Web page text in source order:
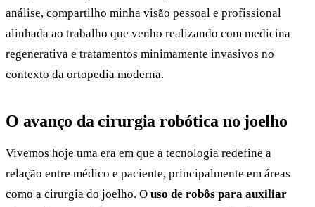
análise, compartilho minha visão pessoal e profissional
alinhada ao trabalho que venho realizando com medicina
regenerativa e tratamentos minimamente invasivos no
contexto da ortopedia moderna.
O avanço da cirurgia robótica no joelho
Vivemos hoje uma era em que a tecnologia redefine a
relação entre médico e paciente, principalmente em áreas
como a cirurgia do joelho. O uso de robôs para auxiliar